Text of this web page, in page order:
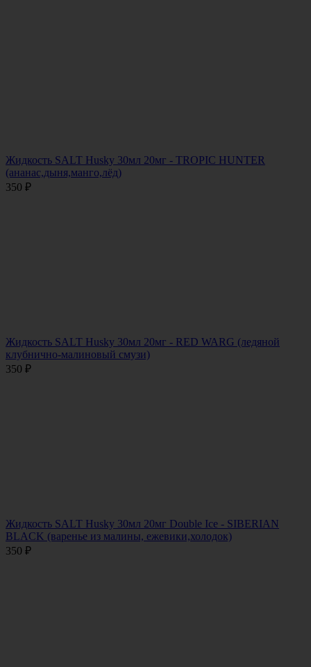
Жидкость SALT Husky 30мл 20мг - TROPIC HUNTER
(ананас,дыня,манго,лёд)
350 ₽
Жидкость SALT Husky 30мл 20мг - RED WARG (ледяной
клубнично-малиновый смузи)
350 ₽
Жидкость SALT Husky 30мл 20мг Double Ice - SIBERIAN
BLACK (варенье из малины, ежевики,холодок)
350 ₽